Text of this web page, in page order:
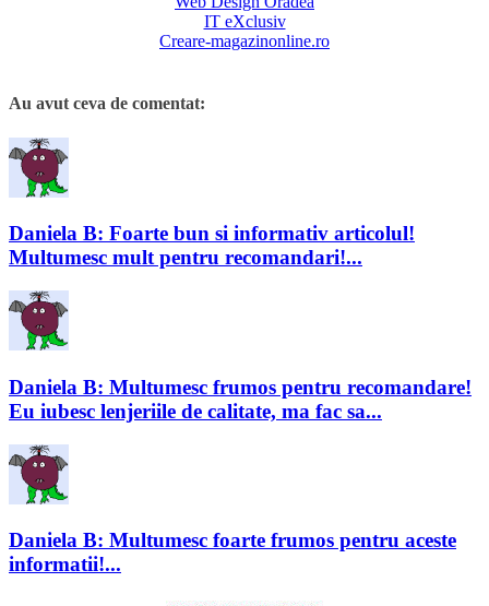
IT eXclusiv
Creare-magazinonline.ro
Au avut ceva de comentat:
Daniela B: Foarte bun si informativ articolul!
Multumesc mult pentru recomandari!...
Daniela B: Multumesc frumos pentru recomandare!
Eu iubesc lenjeriile de calitate, ma fac sa...
Daniela B: Multumesc foarte frumos pentru aceste
informatii!...